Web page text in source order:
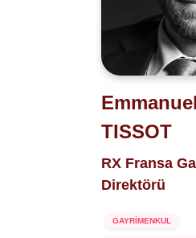
TISSOT
RX Fransa
Direktörü
GAYRİMENKUL